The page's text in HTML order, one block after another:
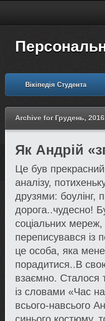
Вікіпедія Студента
Archive for Грудень, 2016
Як Андрій
Це був
аналізу,
друзями: боулінг,
дорога..чудесно!
соціальних мереж,
переписувався
це особа, яка
порадитися..В
взаємно. Сталося
із словами «Час
всього-навсього